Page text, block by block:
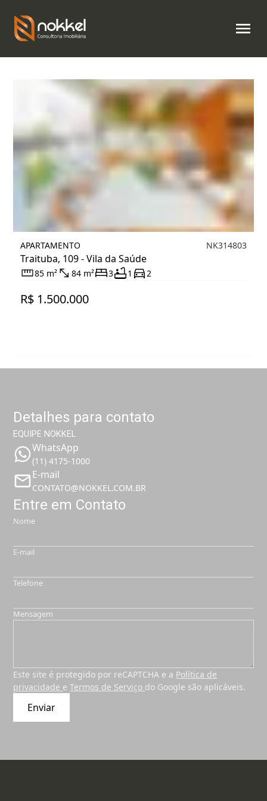
1
APARTAMENTO
Traituba, 109 - Vila da Saúde
NK314803
85 m² 84 m² 3 1 2
R$ 1.500.000
Detalhes para contato
EQUIPE NOKKEL
WhatsApp
(11) 4175-1000
E-mail
CONTATO@NOKKEL.COM.BR
Entre em Contato
Nome
E-mail
Telefone
Mensagem
Este site é protegido por reCAPTCHA e a Política de
privacidade eTermos de Serviço do Google são aplicáveis.
Enviar